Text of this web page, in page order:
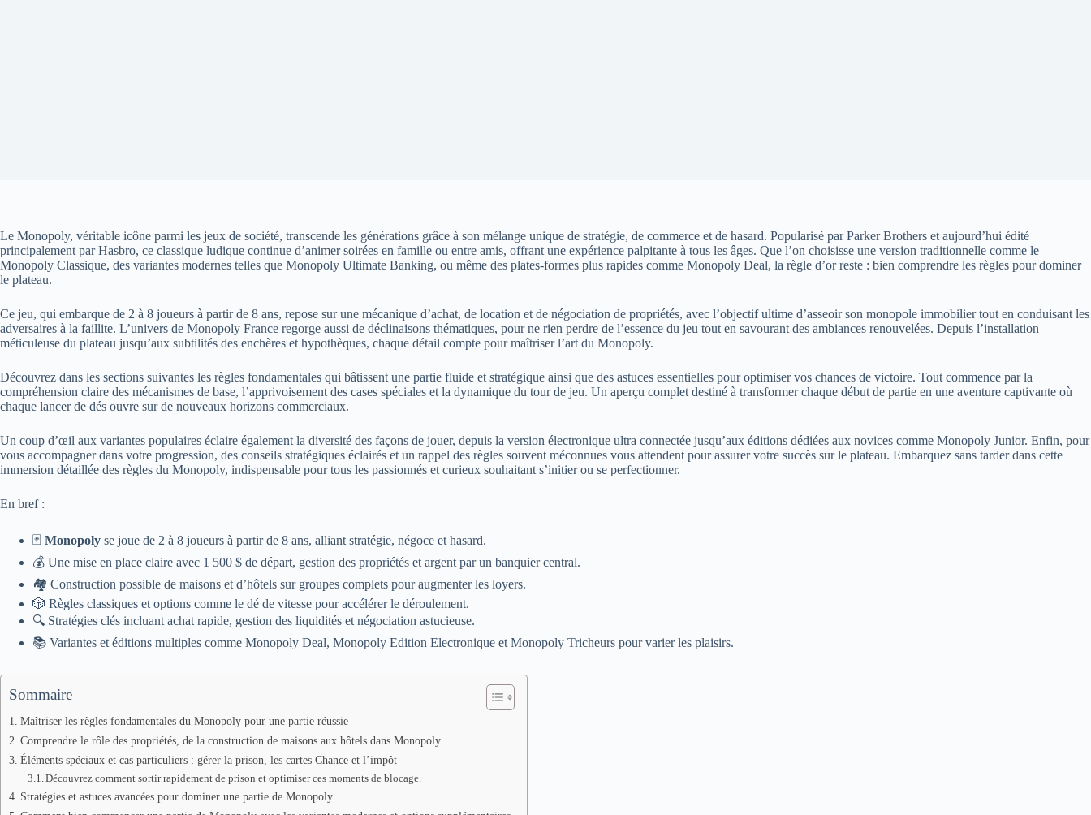
Le Monopoly, véritable icône parmi les jeux de société, transcende les générations grâce à son mélange unique de stratégie, de commerce et de hasard. Popularisé par Parker Brothers et aujourd’hui édité
principalement par Hasbro, ce classique ludique continue d’animer soirées en famille ou entre amis, offrant une expérience palpitante à tous les âges. Que l’on choisisse une version traditionnelle comme le
Monopoly Classique, des variantes modernes telles que Monopoly Ultimate Banking, ou même des plates-formes plus rapides comme Monopoly Deal, la règle d’or reste : bien comprendre les règles pour dominer
le plateau.
Ce jeu, qui embarque de 2 à 8 joueurs à partir de 8 ans, repose sur une mécanique d’achat, de location et de négociation de propriétés, avec l’objectif ultime d’asseoir son monopole immobilier tout en conduisant les
adversaires à la faillite. L’univers de Monopoly France regorge aussi de déclinaisons thématiques, pour ne rien perdre de l’essence du jeu tout en savourant des ambiances renouvelées. Depuis l’installation
méticuleuse du plateau jusqu’aux subtilités des enchères et hypothèques, chaque détail compte pour maîtriser l’art du Monopoly.
Découvrez dans les sections suivantes les règles fondamentales qui bâtissent une partie fluide et stratégique ainsi que des astuces essentielles pour optimiser vos chances de victoire. Tout commence par la
compréhension claire des mécanismes de base, l’apprivoisement des cases spéciales et la dynamique du tour de jeu. Un aperçu complet destiné à transformer chaque début de partie en une aventure captivante où
chaque lancer de dés ouvre sur de nouveaux horizons commerciaux.
Un coup d’œil aux variantes populaires éclaire également la diversité des façons de jouer, depuis la version électronique ultra connectée jusqu’aux éditions dédiées aux novices comme Monopoly Junior. Enfin, pour
vous accompagner dans votre progression, des conseils stratégiques éclairés et un rappel des règles souvent méconnues vous attendent pour assurer votre succès sur le plateau. Embarquez sans tarder dans cette
immersion détaillée des règles du Monopoly, indispensable pour tous les passionnés et curieux souhaitant s’initier ou se perfectionner.
En bref :
🃏 Monopoly se joue de 2 à 8 joueurs à partir de 8 ans, alliant stratégie, négoce et hasard.
💰 Une mise en place claire avec 1 500 $ de départ, gestion des propriétés et argent par un banquier central.
🏘️ Construction possible de maisons et d’hôtels sur groupes complets pour augmenter les loyers.
🎲 Règles classiques et options comme le dé de vitesse pour accélérer le déroulement.
🔍 Stratégies clés incluant achat rapide, gestion des liquidités et négociation astucieuse.
📚 Variantes et éditions multiples comme Monopoly Deal, Monopoly Edition Electronique et Monopoly Tricheurs pour varier les plaisirs.
Sommaire
Maîtriser les règles fondamentales du Monopoly pour une partie réussie
Comprendre le rôle des propriétés, de la construction de maisons aux hôtels dans Monopoly
Éléments spéciaux et cas particuliers : gérer la prison, les cartes Chance et l’impôt
Découvrez comment sortir rapidement de prison et optimiser ces moments de blocage.
Stratégies et astuces avancées pour dominer une partie de Monopoly